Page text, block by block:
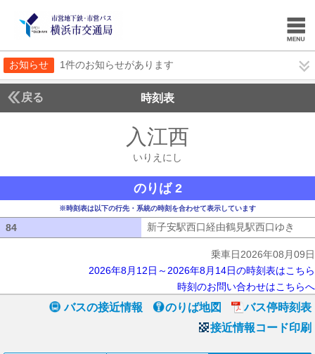
お知らせ 1件のお知らせがあります
戻る 時刻表
入江西
いりえにし
のりば 2
※時刻表は以下の行先・系統の時刻を合わせて表示しています
84 新子安駅西口経由鶴見駅西口ゆき
乗車日2026年08月09日
2026年8月12日～2026年8月14日の時刻表はこちら
時刻のお問い合わせはこちらへ
バスの接近情報 のりば地図
バス停時刻表
接近情報コード印刷